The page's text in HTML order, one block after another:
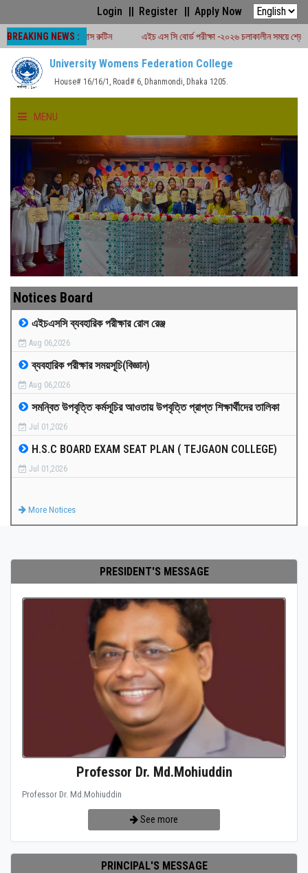
Login Register Apply Now
BREAKING NEWS :
ক্লাস রুটিন এইচ এস সি বোর্ড পরীক্ষা -২০২৬ চলাকালীন সময়ে শ্রেণীকার্যক্রম বন্ধ
University Womens Federation College
House# 16/16/1, Road# 6, Dhanmondi, Dhaka 1205.
MENU
HOME
ABOUT US
FACULTIES
ACADEMICS
GALLERY
MEDIA
PAYMENT
CO-CURRICULUM
RESULTS
Notices Board
এইচএসসি ব্যবহারিক পরীক্ষার রোল রেঞ্জ
Aug 06,2026
ব্যবহারিক পরীক্ষার সময়সূচি(বিজ্ঞান)
Aug 06,2026
সমন্বিত উপবৃত্তি কর্মসূচির আওতায় উপবৃত্তি প্রাপ্ত শিক্ষার্থীদের তালিকা
Jul 01,2026
H.S.C BOARD EXAM SEAT PLAN ( TEJGAON COLLEGE)
Jul 01,2026
More Notices
PRESIDENT'S MESSAGE
Professor Dr. Md.Mohiuddin
Professor Dr. Md.Mohiuddin
See more
PRINCIPAL'S MESSAGE